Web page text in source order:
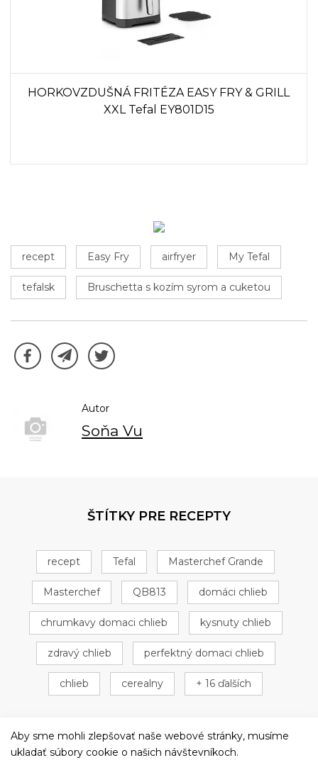
HORKOVZDUŠNÁ FRITÉZA EASY FRY & GRILL
XXL Tefal EY801D15
recept Easy Fry airfryer My Tefal
tefalsk Bruschetta s kozím syrom a cuketou
Autor
Soňa Vu
ŠTÍTKY PRE RECEPTY
recept Tefal Masterchef Grande
Masterchef QB813 domáci chlieb
chrumkavy domaci chlieb kysnuty chlieb
zdravý chlieb perfektný domaci chlieb
chlieb cerealny + 16 ďalších
Aby sme mohli zlepšovať naše webové stránky, musíme
ukladať súbory cookie o našich návštevníkoch.